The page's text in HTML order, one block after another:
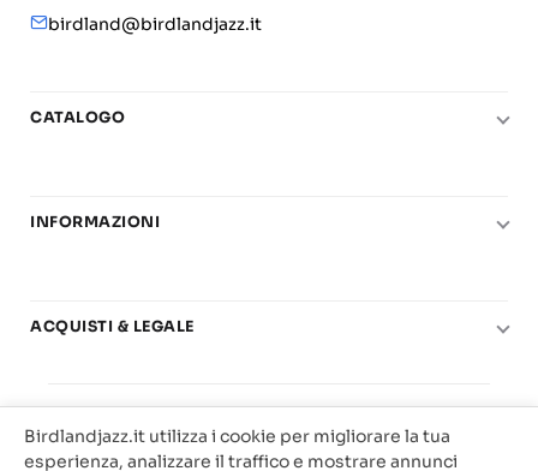
birdland@birdlandjazz.it
CATALOGO
Chitarra
Basi play-along
Offerte
INFORMAZIONI
Carta del Docente
ACQUISTI & LEGALE
Privacy & Cookie
Birdland Milano. P.Iva 12093700156
Birdlandjazz.it utilizza i cookie per migliorare la tua
esperienza, analizzare il traffico e mostrare annunci